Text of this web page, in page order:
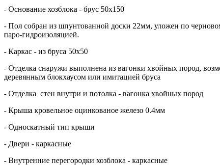
- Основание хозблока - брус 50х150
- Пол собран из шпунтованной доски 22мм, уложен по
паро-гидроизоляцией.
- Каркас - из бруса 50х50
- Отделка снаружи выполнена из вагонки хвойных пород,
деревянным блокхаусом или имитацией бруса
- Отделка стен внутри и потолка - вагонка хвойных пород
- Крыша кровельное оцинкованое железо 0.4мм
- Односкатный тип крыши
- Двери - каркасные
- Внутренние перегородки хозблока - каркасные